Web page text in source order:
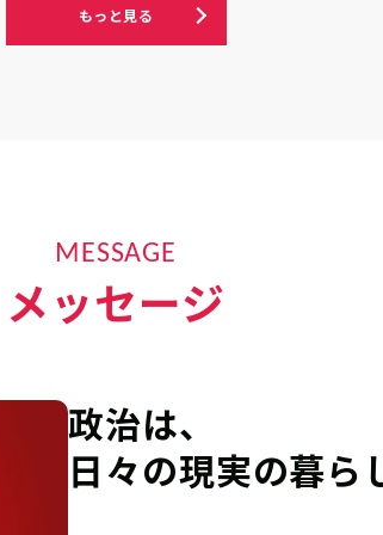
もっと見る
MESSAGE
メッセージ
政治は、
日々の現実の暮ら